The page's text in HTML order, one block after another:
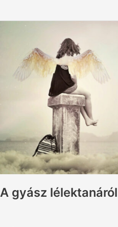
A gyász lélektanáról
lélektanáról